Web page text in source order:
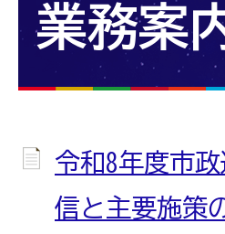
業務案
令和8年度市
信と主要施策